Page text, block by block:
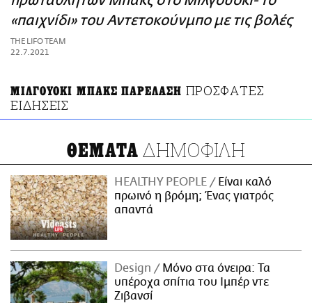
ΑΜΠΑ
PRINT
«παιχνίδι» του Αντετοκούνμπο με τις βολές
THE LIFO TEAM
22.7.2021
ΜΙΛΓΟΥΟΚΙ ΜΠΑΚΣ ΠΑΡΕΛΑΣΗ ΠΡΟΣΦΑΤΕΣ
ΕΙΔΗΣΕΙΣ
ΘΕΜΑΤΑ ΔΗΜΟΦΙΛΗ
HEALTHY PEOPLE
Είναι καλό
πρωινό η βρόμη; Ένας γιατρός
απαντά
Design
Μόνο στα όνειρα: Τα
υπέροχα σπίτια του Ιμπέρ ντε
Ζιβανσί